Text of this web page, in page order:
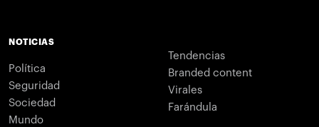
NOTICIAS
Política
Seguridad
Sociedad
Mundo
Tendencias
Branded content
Virales
Farándula